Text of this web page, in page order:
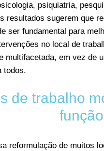
psiquiatria,
resultados sugerem que
ser fundamental para
no local de
multifacetada, em vez de
todos.
de trabalho
reformulação de muitos